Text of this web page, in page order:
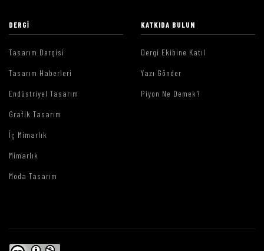
DERGI
Tasarım Dergisi
Tasarım Haberleri
Endüstriyel Tasarım
Grafik Tasarım
İç Mimarlık
Mimarlık
Moda Tasarım
KATKIDA BULUN
Dergi Ekibine Katıl
Yazı Gönder
Piyon Ne Demek?